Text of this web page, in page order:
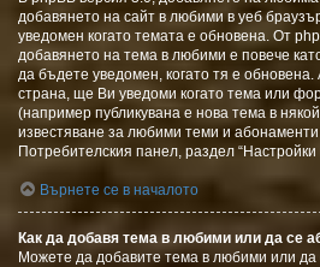
добавянето на сайт в любими в уеб
уведомен когато темата е обновена. От
добавянето на тема в любими е повече
да бъдете уведомен, когато тя е
страна, ще Ви уведоми когато тема или
(например публикувана е нова тема в
известяване за любими теми и
Потребителския панел, раздел
Върнете се в началото
Как да добавя тема в любими или да се
Можете да добавите тема в любими или